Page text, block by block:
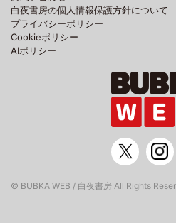
白夜書房の個人情報保護方針について
プライバシーポリシー
Cookieポリシー
AIポリシー
© BUBKA WEB / 白夜書房 All Rights